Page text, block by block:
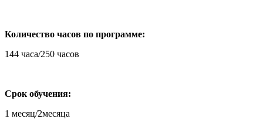
Количество часов по программе:
144 часа/250 часов
Срок обучения:
1 месяц/2месяца